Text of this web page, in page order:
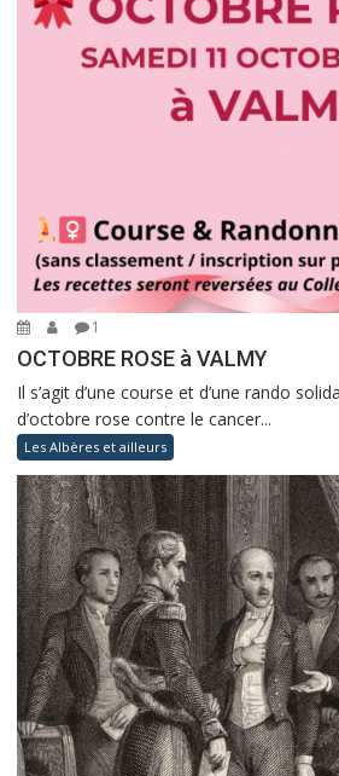
1
OCTOBRE ROSE à VALMY
Il s’agit d’une course et d’une rando
d’octobre rose contre le cancer...
Les Albères et ailleurs